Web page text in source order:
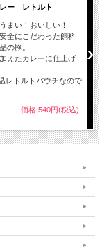
ー レトルト
まい！おいしい！」
全にこだわった飼料
の豚。
えたカレーに仕上げ
レトルトパウチなので
価格:540円(税込)